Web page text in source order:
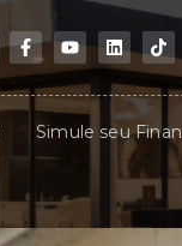
Simule seu